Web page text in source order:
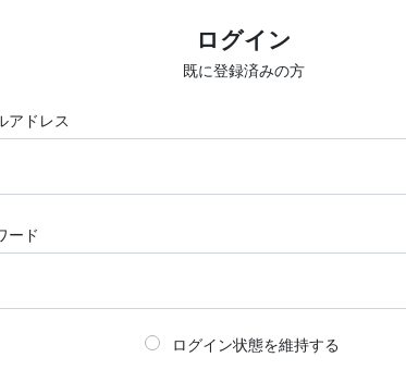
ログイン
既に登録済みの方
アドレス
ード
ログイン状態を維持する